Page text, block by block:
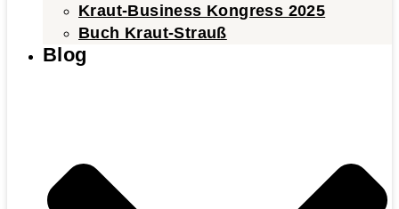
Kraut-Business Kongress 2025
Buch Kraut-Strauß
Blog